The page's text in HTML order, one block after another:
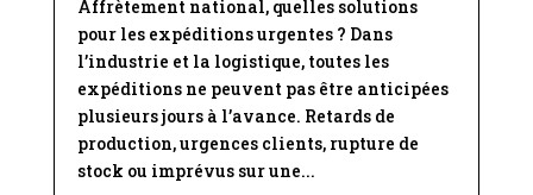
Affrètement national, quelles solutions
pour les expéditions urgentes ? Dans
l’industrie et la logistique, toutes les
expéditions ne peuvent pas être anticipées
plusieurs jours à l’avance. Retards de
production, urgences clients, rupture de
stock ou imprévus sur une...